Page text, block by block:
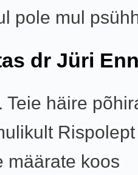
pole mul
dr Jüri
Teie häire
määrate koos